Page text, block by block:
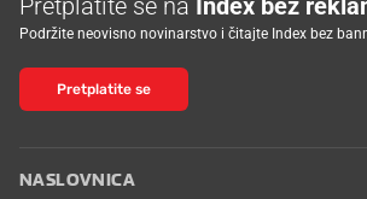
Podržite neovisno novinarstvo i čitajte Index bez
Pretplatite se
NASLOVNICA